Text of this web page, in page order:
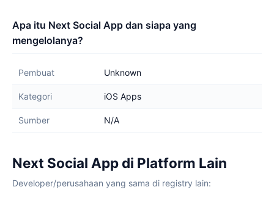
Apa itu Next Social App dan siapa yang
mengelolanya?
Pembuat Unknown
Kategori iOS Apps
Sumber N/A
Next Social App di Platform Lain
Developer/perusahaan yang sama di registry lain: